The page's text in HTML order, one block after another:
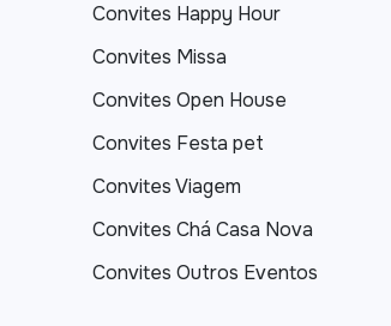
Convites Happy Hour
Convites Missa
Convites Open House
Convites Festa pet
Convites Viagem
Convites Chá Casa Nova
Convites Outros Eventos